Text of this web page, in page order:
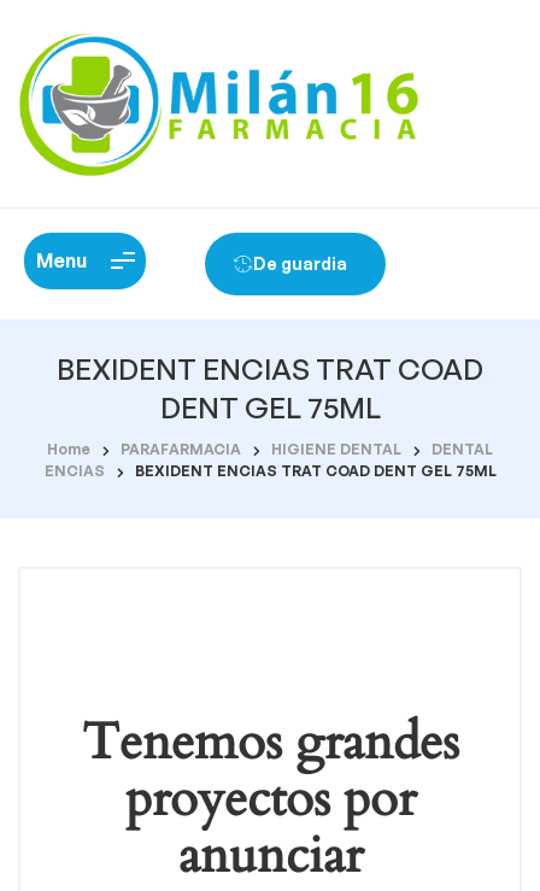
Menu De guardia
BEXIDENT ENCIAS TRAT COAD
DENT GEL 75ML
Home PARAFARMACIA HIGIENE DENTAL
DENTAL
ENCIAS
BEXIDENT ENCIAS TRAT COAD DENT GEL 75ML
Tenemos grandes
proyectos por
anunciar